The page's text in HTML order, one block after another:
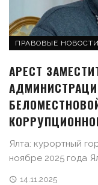
ПРАВОВЫЕ
АРЕСТ
Ялта: курортный
ноябре 2025 года
14.11.2025